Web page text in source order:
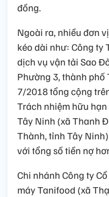
đồng.
Ngoài ra, nhiều đơn
kéo dài như: Công ty
dịch vụ vận tải Sao
Phường 3, thành
7/2018 tổng cộng
Trách nhiệm hữu
Tây Ninh (xã Thanh
Thành, tỉnh Tây
với tổng số tiền nợ
Chi nhánh Công ty
máy Tanifood (xã